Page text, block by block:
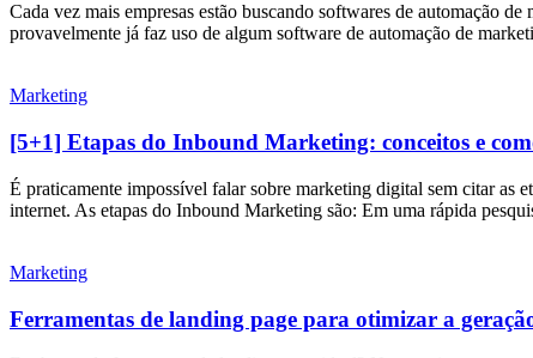
Cada vez mais empresas estão buscando softwares de automação
provavelmente já faz uso de algum software de automação de
Marketing
[5+1] Etapas do Inbound Marketing: conceitos e
É praticamente impossível falar sobre marketing digital sem citar as
internet. As etapas do Inbound Marketing são: Em uma rápida
Marketing
Ferramentas de landing page para otimizar a